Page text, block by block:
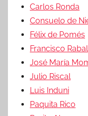
Carlos Ronda
Consuelo de
Félix de Pomés
Francisco Rabal
José María
Julio Riscal
Luis Induni
Paquita Rico